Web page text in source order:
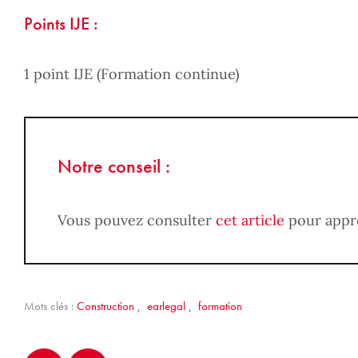
Points IJE :
1 point IJE (Formation continue)
Notre conseil :
Vous pouvez consulter cet article pour
Mots clés : Construction , earlegal , formation